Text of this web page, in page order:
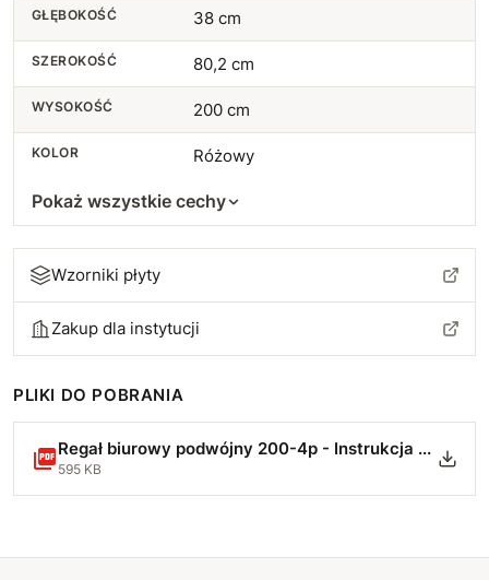
GŁĘBOKOŚĆ 38 cm
SZEROKOŚĆ 80,2 cm
WYSOKOŚĆ 200 cm
KOLOR Różowy
Pokaż wszystkie cechy
Wzorniki płyty
Zakup dla instytucji
PLIKI DO POBRANIA
Regał biurowy podwójny 200-4p - Instrukcja Montażu-min.pdf
595 KB